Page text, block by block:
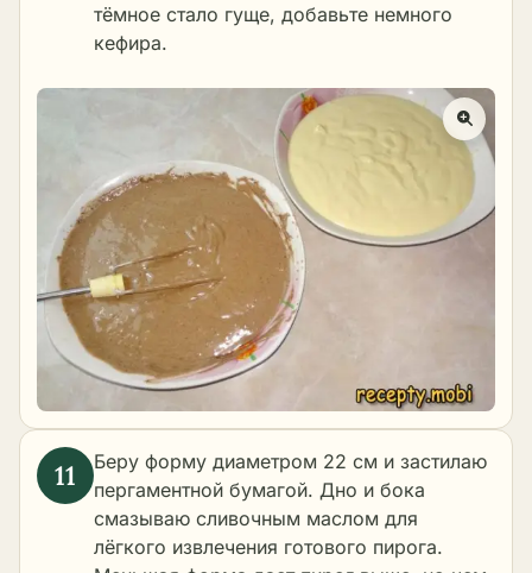
тёмное стало гуще, добавьте немного
кефира.
Беру форму диаметром 22 см и застилаю
пергаментной бумагой. Дно и бока
смазываю сливочным маслом для
лёгкого извлечения готового пирога.